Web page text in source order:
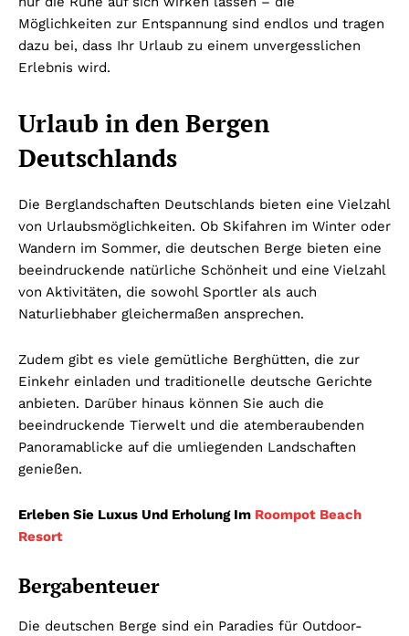
Möglichkeiten zur Entspannung sind endlos und tragen
dazu bei, dass Ihr Urlaub zu einem unvergesslichen
Erlebnis wird.
Urlaub in den Bergen
Deutschlands
Die Berglandschaften Deutschlands bieten eine Vielzahl
von Urlaubsmöglichkeiten. Ob Skifahren im Winter oder
Wandern im Sommer, die deutschen Berge bieten eine
beeindruckende natürliche Schönheit und eine Vielzahl
von Aktivitäten, die sowohl Sportler als auch
Naturliebhaber gleichermaßen ansprechen.
Zudem gibt es viele gemütliche Berghütten, die zur
Einkehr einladen und traditionelle deutsche Gerichte
anbieten. Darüber hinaus können Sie auch die
beeindruckende Tierwelt und die atemberaubenden
Panoramablicke auf die umliegenden Landschaften
genießen.
Erleben Sie Luxus Und Erholung Im Roompot Beach
Resort
Bergabenteuer
Die deutschen Berge sind ein Paradies für Outdoor-